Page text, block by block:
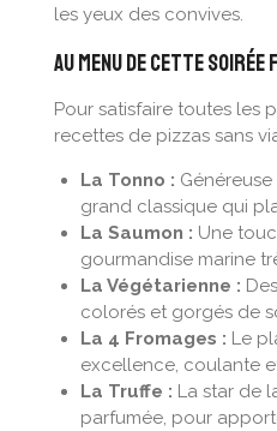
les yeux des convives.
Au menu de cette soirée
Pour satisfaire toutes les
recettes de pizzas sans
La Tonno :
grand classique qui
La Saumon : Une
gourmandise marine
La Végétarienne :
colorés et gorgés de
La 4 Fromages : Le
excellence, coulante
La Truffe : La star de
parfumée, pour